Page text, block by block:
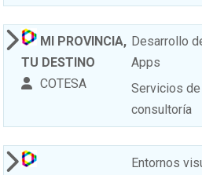
MI PROVINCIA,
TU DESTINO
COTESA
Desarrollo
Apps
Servicios de
consultoría
Entornos